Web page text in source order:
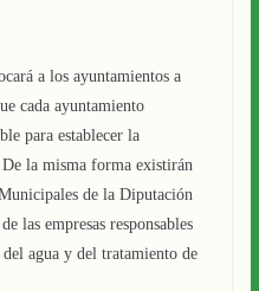
a los ayuntamientos a
cada ayuntamiento
para establecer la
la misma forma existirán
de la Diputación
las empresas responsables
agua y del tratamiento de